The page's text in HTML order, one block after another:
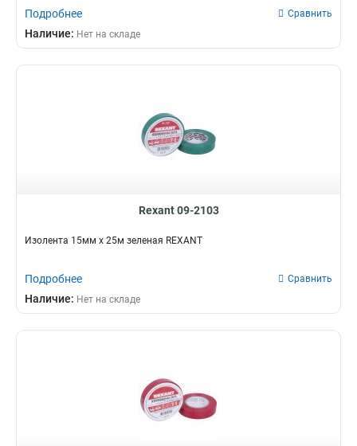
Подробнее Сравнить
Наличие: Нет на складе
Rexant 09-2103
Изолента 15мм х 25м зеленая REXANT
Подробнее Сравнить
Наличие: Нет на складе